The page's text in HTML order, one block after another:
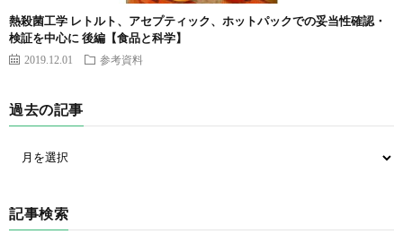
熱殺菌工学 レトルト、アセプティック、ホットパックでの妥当性確認・
検証を中心に 後編【食品と科学】
2019.12.01 参考資料
過去の記事
記事検索